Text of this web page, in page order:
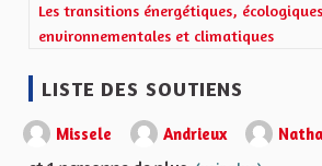
Filtrer les résultats de la catégorie :
Les transitions énergétiques,
environnementales et climatiques
LISTE DES SOUTIENS
Missele Andrieux